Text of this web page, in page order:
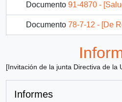
Documento 91-4870 - [Saludo de Rector Universidad
Documento 78-7-12 - [De Rector de la
[Invitación de la junta Directiva de la
Informes